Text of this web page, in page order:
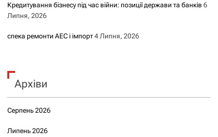
Кредитування бізнесу під час війни: позиції держави та банків 6
Липня, 2026
спека ремонти АЕС і імпорт4 Липня, 2026
Архіви
Серпень 2026
Липень 2026